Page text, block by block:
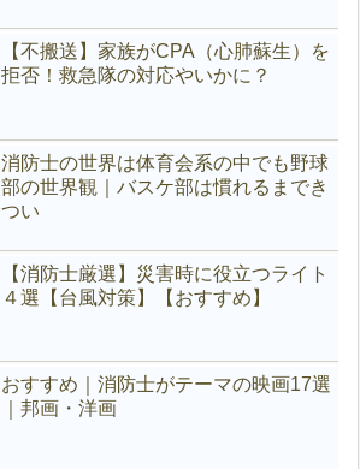
【不搬送】家族がCPA（心肺蘇生）を
拒否！救急隊の対応やいかに？
消防士の世界は体育会系の中でも野球
部の世界観｜バスケ部は慣れるまでき
つい
【消防士厳選】災害時に役立つライト
４選【台風対策】【おすすめ】
おすすめ｜消防士がテーマの映画17選
｜邦画・洋画